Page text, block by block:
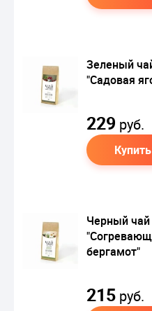
Зеленый
"Садовая
229 руб.
Купить
Черный чай
бергамот"
215 руб.